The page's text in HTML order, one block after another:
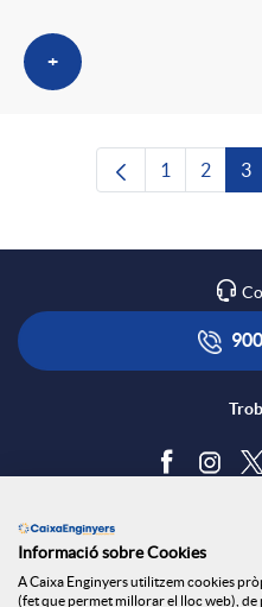
+
Pàgina
1 Pàgina
2 3
Política
Informació sobre Cookies
A Caixa Enginyers utilitzem cookies
(fet que permet millorar el lloc web),